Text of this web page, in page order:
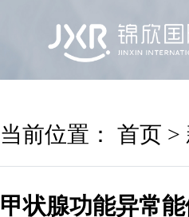
当前位置： 首页 >
甲状腺功能异常